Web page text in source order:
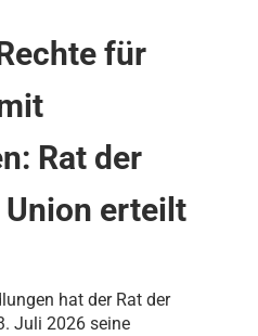
für
Rat der
Union erteilt
hat der Rat der
Juli 2026 seine